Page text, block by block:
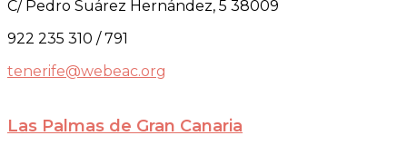
C/ Pedro Suárez Hernández, 5 38009
922 235 310 / 791
tenerife@webeac.org
Las Palmas de Gran Canaria